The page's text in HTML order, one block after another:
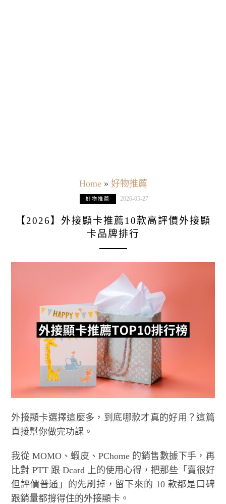
Home» 好物推薦
好物推薦 2026-05-27
【2026】外接顯卡推薦10款高評價外接顯
卡品牌排行
外接顯卡選擇這麼多，到底哪款才真的好用？這篇
直接幫你做完功課。
我從 MOMO、蝦皮、PChome 的銷售數據下手，再
比對 PTT 跟 Dcard 上的使用心得，把那些「賣很好
但評價普通」的先刷掉，留下來的 10 款都是口碑
跟銷量都撐得住的外接顯卡。